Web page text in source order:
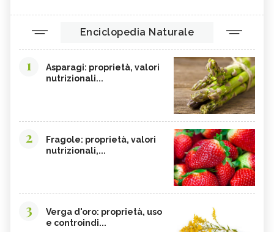
Enciclopedia Naturale
1
Asparagi: proprietà, valori
nutrizionali...
2
Fragole: proprietà, valori
nutrizionali,...
3
Verga d'oro: proprietà, uso
e controindi...